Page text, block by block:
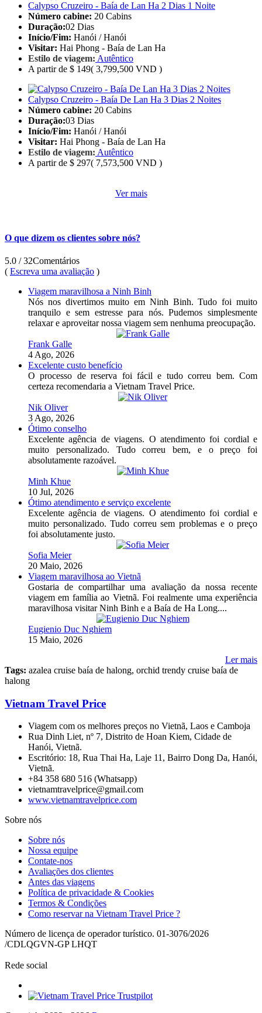
Calypso Cruzeiro - Baía de Lan Ha 2 Dias 1 Noite
Número cabine: 20 Cabins
Duração:02 Dias
Início/Fim: Hanói / Hanói
Visitar: Hai Phong - Baía de Lan Ha
Estilo de viagem: Autêntico
A partir de $ 149( 3,799,500 VND )
Calypso Cruzeiro - Baía De Lan Ha 3 Dias 2 Noites
Número cabine: 20 Cabins
Duração:03 Dias
Início/Fim: Hanói / Hanói
Visitar: Hai Phong - Baía de Lan Ha
Estilo de viagem: Autêntico
A partir de $ 297( 7,573,500 VND )
Ver mais
O que dizem os clientes sobre nós?
5.0 / 32Comentários
( Escreva uma avaliação )
Viagem maravilhosa a Ninh Binh
Nós nos divertimos muito em Ninh Binh. Tudo foi muito
tranquilo e sem estresse para nós. Pudemos simplesmente
relaxar e aproveitar nossa viagem sem nenhuma preocupação.
Frank Galle
4 Ago, 2026
Excelente custo benefício
O processo de reserva foi fácil e tudo correu bem. Com
certeza recomendaria a Vietnam Travel Price.
Nik Oliver
3 Ago, 2026
Ótimo conselho
Excelente agência de viagens. O atendimento foi cordial e
muito personalizado. Tudo correu bem, e o preço foi
absolutamente razoável.
Minh Khue
10 Jul, 2026
Ótimo atendimento e serviço excelente
Excelente agência de viagens. O atendimento foi cordial e
muito personalizado. Tudo correu sem problemas e o preço
foi absolutamente justo.
Sofia Meier
20 Maio, 2026
Viagem maravilhosa ao Vietnã
Gostaria de compartilhar uma avaliação da nossa recente
viagem em família ao Vietnã. Foi realmente uma experiência
maravilhosa visitar Ninh Binh e a Baía de Ha Long....
Eugienio Duc Nghiem
15 Maio, 2026
Ler mais
Tags: azalea cruise baía de halong, orchid trendy cruise baía de
halong
Vietnam Travel Price
Viagem com os melhores preços no Vietnã, Laos e Camboja
Rua Dinh Liet, nº 7, Distrito de Hoan Kiem, Cidade de
Hanói, Vietnã.
Escritório: 18, Rua Thai Ha, Laje 11, Bairro Dong Da, Hanói,
Vietnã.
+84 358 680 516 (Whatsapp)
vietnamtravelprice@gmail.com
www.vietnamtravelprice.com
Sobre nós
Sobre nós
Nossa equipe
Contate-nos
Avaliações dos clientes
Antes das viagens
Política de privacidade & Cookies
Termos & Condições
Como reservar na Vietnam Travel Price ?
Número de licença de operador turístico. 01-3076/2026
/CDLQGVN-GP LHQT
Rede social